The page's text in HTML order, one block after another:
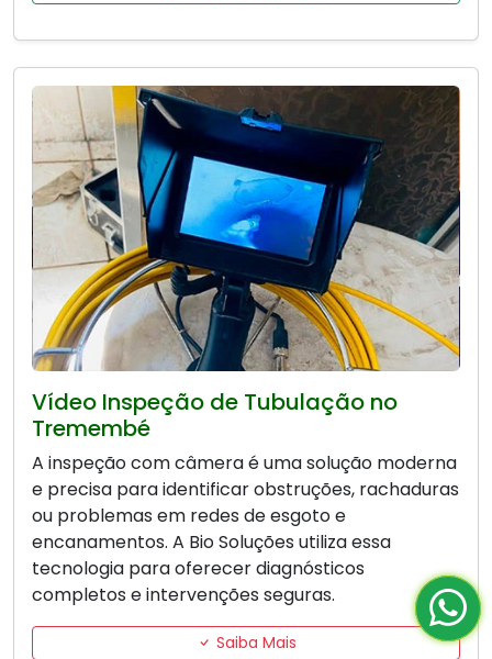
Vídeo Inspeção de Tubulação no
Tremembé
A inspeção com câmera é uma solução moderna
e precisa para identificar obstruções, rachaduras
ou problemas em redes de esgoto e
encanamentos. A Bio Soluções utiliza essa
tecnologia para oferecer diagnósticos
completos e intervenções seguras.
Saiba Mais